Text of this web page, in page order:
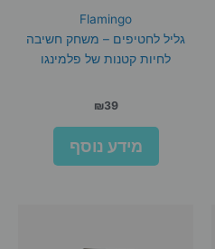
Flamingo
גליל לחטיפים – משחק חשיבה
לחיות קטנות של פלמינגו
₪39
מידע נוסף